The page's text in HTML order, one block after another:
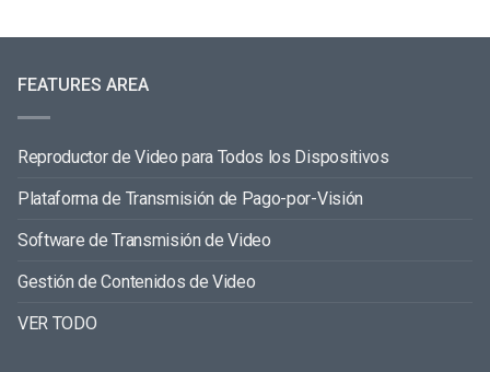
FEATURES AREA
Reproductor de Video para Todos los Dispositivos
Plataforma de Transmisión de Pago-por-Visión
Software de Transmisión de Video
Gestión de Contenidos de Video
VER TODO